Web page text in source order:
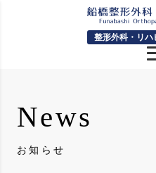
整形外科・リハ
News
お知らせ